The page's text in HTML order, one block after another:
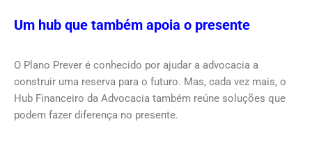
Um hub que também apoia o presente
O Plano Prever é conhecido por ajudar a advocacia a
construir uma reserva para o futuro. Mas, cada vez mais, o
Hub Financeiro da Advocacia também reúne soluções que
podem fazer diferença no presente.